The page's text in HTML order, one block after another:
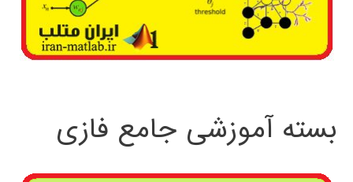
بسته آموزشی جامع فازی